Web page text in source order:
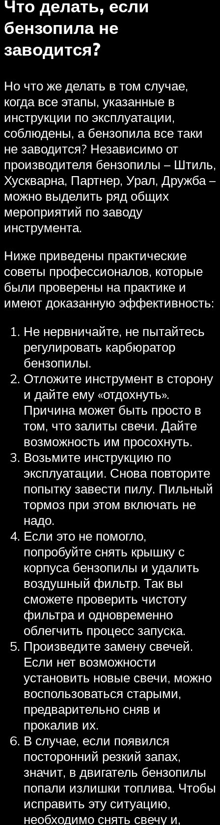
Что делать, если
бензопила не
заводится?
Но что же делать в том случае,
когда все этапы, указанные в
инструкции по эксплуатации,
соблюдены, а бензопила все таки
не заводится? Независимо от
производителя бензопилы – Штиль,
Хускварна, Партнер, Урал, Дружба –
можно выделить ряд общих
мероприятий по заводу
инструмента.
Ниже приведены практические
советы профессионалов, которые
были проверены на практике и
имеют доказанную эффективность:
Не нервничайте, не пытайтесь
регулировать карбюратор
бензопилы.
Отложите инструмент в сторону
и дайте ему «отдохнуть».
Причина может быть просто в
том, что залиты свечи. Дайте
возможность им просохнуть.
Возьмите инструкцию по
эксплуатации. Снова повторите
попытку завести пилу. Пильный
тормоз при этом включать не
надо.
Если это не помогло,
попробуйте снять крышку с
корпуса бензопилы и удалить
воздушный фильтр. Так вы
сможете проверить чистоту
фильтра и одновременно
облегчить процесс запуска.
Произведите замену свечей.
Если нет возможности
установить новые свечи, можно
воспользоваться старыми,
предварительно сняв и
прокалив их.
В случае, если появился
посторонний резкий запах,
значит, в двигатель бензопилы
попали излишки топлива. Чтобы
исправить эту ситуацию,
необходимо снять свечу и,